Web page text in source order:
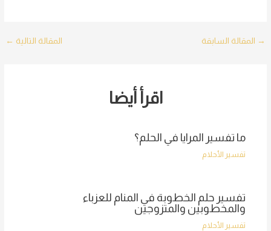
Post
→ المقالة السابقة المقالة التالية ←
اقرأ أيضا
ما تفسير المرايا في الحلم؟
تفسير الأحلام
تفسير حلم الخطوبة في المنام للعزباء
والمخطوبين والمتزوجين
تفسير الأحلام